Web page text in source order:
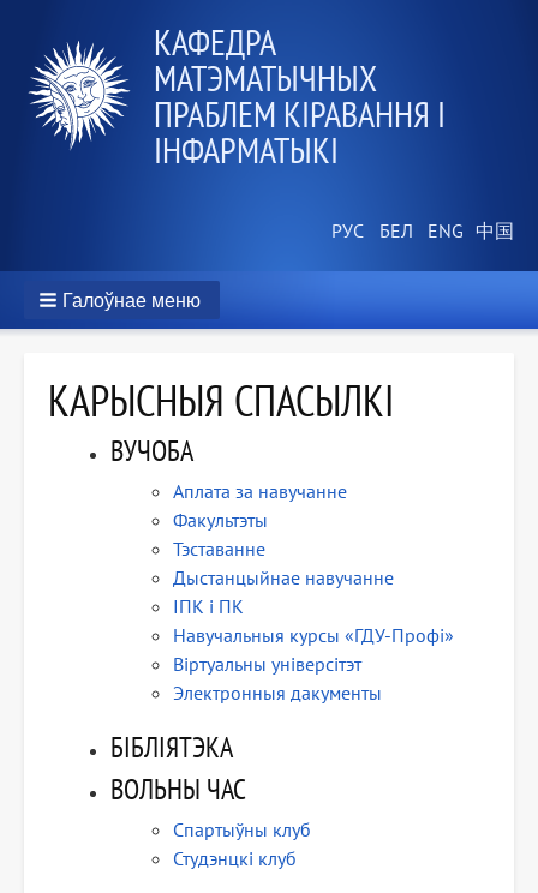
КАФЕДРА
МАТЭМАТЫЧНЫХ
ПРАБЛЕМ КІРАВАННЯ І
ІНФАРМАТЫКІ
Галоўнае меню
КАРЫСНЫЯ СПАСЫЛКІ
ВУЧОБА
Аплата за навучанне
Факультэты
Тэставанне
Дыстанцыйнае навучанне
ІПК і ПК
Навучальныя курсы «ГДУ-Профі»
Віртуальны універсітэт
Электронныя дакументы
БІБЛІЯТЭКА
ВОЛЬНЫ ЧАС
Спартыўны клуб
Студэнцкі клуб